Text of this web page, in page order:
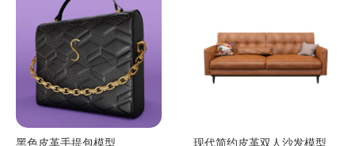
黑色皮革手提包模型 现代简约皮革双人沙发模型